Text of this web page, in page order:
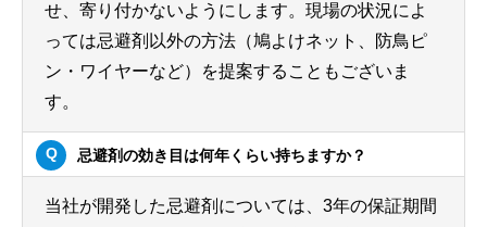
せ、寄り付かないようにします。現場の状況によ
っては忌避剤以外の方法（鳩よけネット、防鳥ピ
ン・ワイヤーなど）を提案することもございま
す。
忌避剤の効き目は何年くらい持ちますか？
当社が開発した忌避剤については、3年の保証期間